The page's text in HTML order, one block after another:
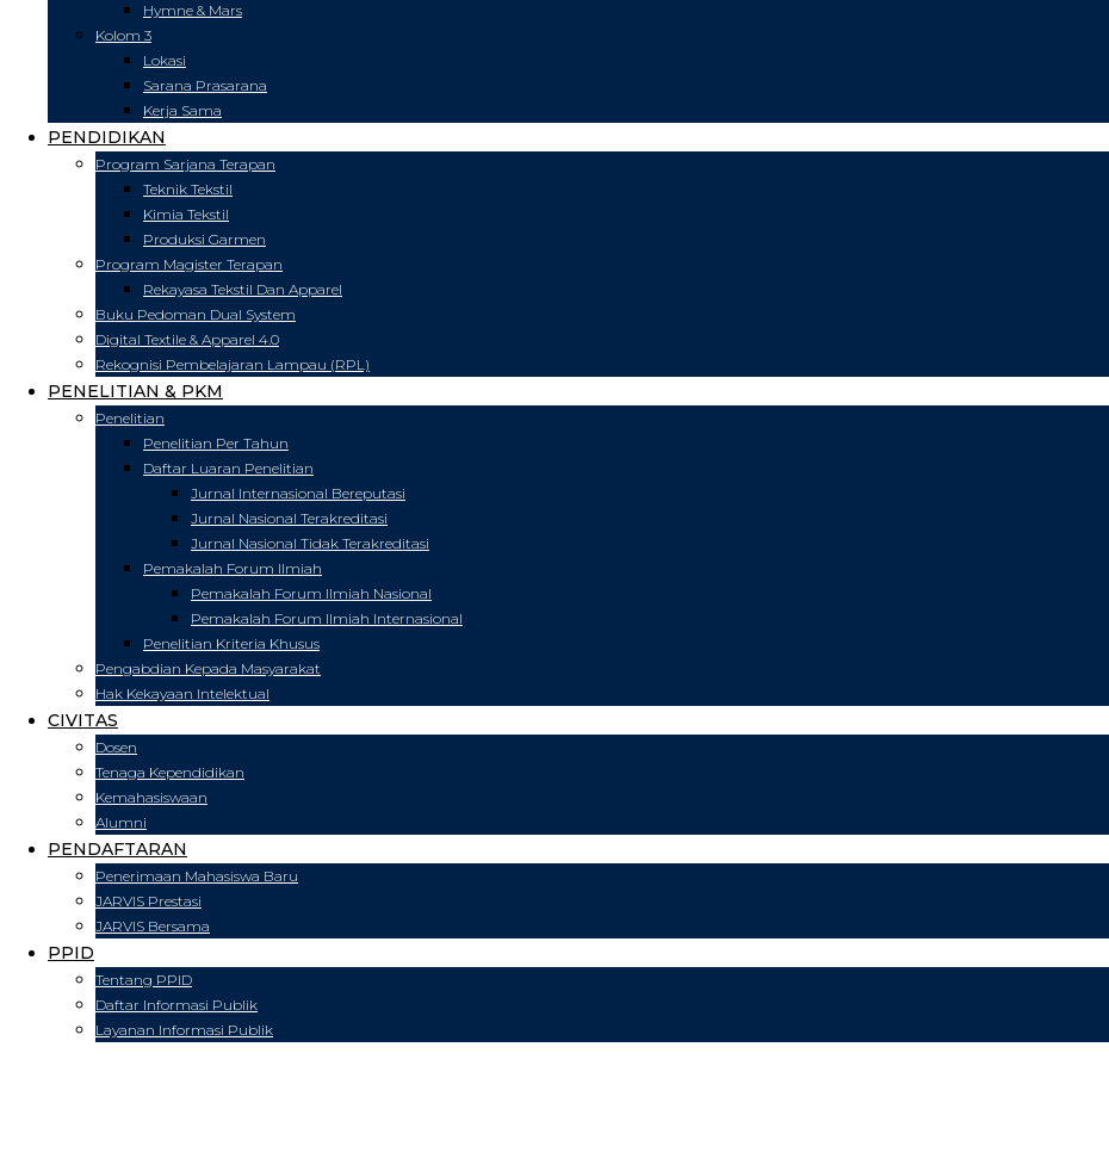
Hymne & Mars
Kolom 3
Lokasi
Sarana Prasarana
Kerja Sama
PENDIDIKAN
Program Sarjana Terapan
Teknik Tekstil
Kimia Tekstil
Produksi Garmen
Program Magister Terapan
Rekayasa Tekstil Dan Apparel
Buku Pedoman Dual System
Digital Textile & Apparel 4.0
Rekognisi Pembelajaran Lampau (RPL)
PENELITIAN & PKM
Penelitian
Penelitian Per Tahun
Daftar Luaran Penelitian
Jurnal Internasional Bereputasi
Jurnal Nasional Terakreditasi
Jurnal Nasional Tidak Terakreditasi
Pemakalah Forum Ilmiah
Pemakalah Forum Ilmiah Nasional
Pemakalah Forum Ilmiah Internasional
Penelitian Kriteria Khusus
Pengabdian Kepada Masyarakat
Hak Kekayaan Intelektual
CIVITAS
Dosen
Tenaga Kependidikan
Kemahasiswaan
Alumni
PENDAFTARAN
Penerimaan Mahasiswa Baru
JARVIS Prestasi
JARVIS Bersama
PPID
Tentang PPID
Daftar Informasi Publik
Layanan Informasi Publik